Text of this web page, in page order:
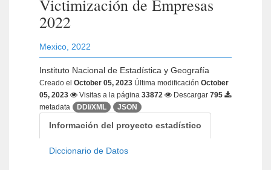
Victimización de Empresas
2022
Mexico 2022
Instituto Nacional de Estadística y Geografía
Creado el October 05, 2023 Última modificación October
05, 2023
Visitas a la página 33872 Descargar 795
metadata
DDI/XML JSON
Información del proyecto estadístico
Diccionario de Datos